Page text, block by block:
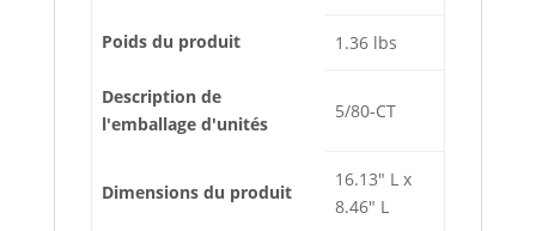
Poids du produit 1.36 lbs
Description de
l'emballage d'unités
5/80-CT
Dimensions du produit
16.13" L x
8.46" L